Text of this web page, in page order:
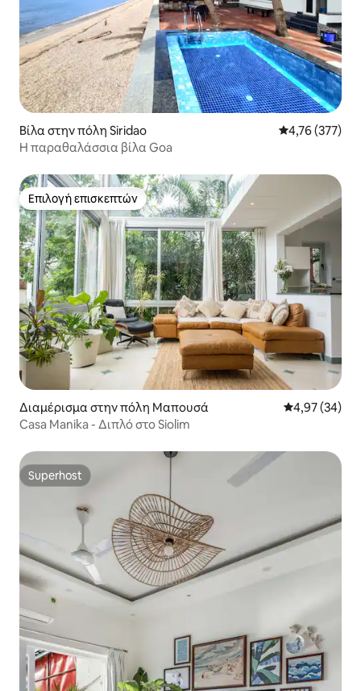
Βίλα στην πόλη Siridao Μέση
4,76 (377)
Η παραθαλάσσια βίλα Goa
Επιλογή επισκεπτών
Επιλογή επισκεπτών
Διαμέρισμα στην πόλη Μαπουσά Μέση
4,97 (34)
Casa Manika - Διπλό στο Siolim
Superhost
Superhost